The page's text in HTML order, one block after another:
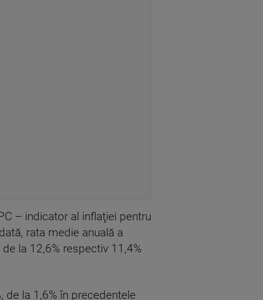
– indicator al inflaţiei pentru
rata medie anuală a
la 12,6% respectiv 11,4%
la 1,6% în precedentele